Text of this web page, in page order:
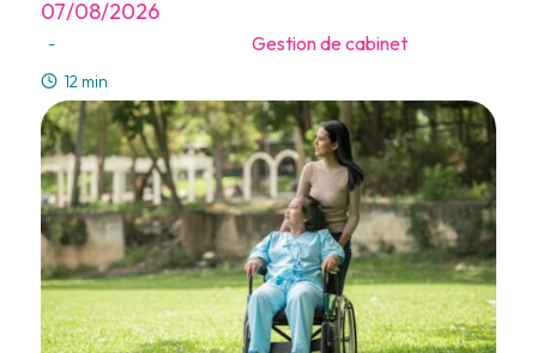
07/08/2026
- Gestion de cabinet
12 min